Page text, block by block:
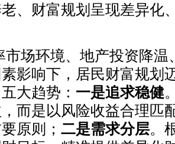
、财富规划呈现差异化
市场环境、地产投资降温
素影响下，居民财富规划
大趋势： 一是追求稳健
而是以风险收益合理匹
原则； 二是需求分层。